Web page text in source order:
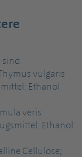
sind
vulgaris
Ethanol
veris
Ethanol
Cellulose;